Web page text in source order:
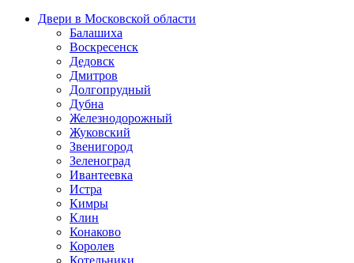
Двери в Московской области
Балашиха
Воскресенск
Дедовск
Дмитров
Долгопрудный
Дубна
Железнодорожный
Жуковский
Звенигород
Зеленоград
Ивантеевка
Истра
Кимры
Клин
Конаково
Королев
Котельники